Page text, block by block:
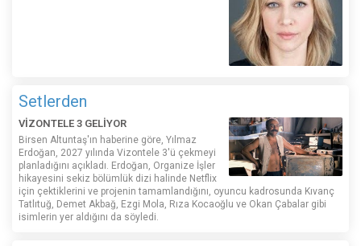
Setlerden
VİZONTELE 3 GELİYOR
Birsen Altuntaş'ın haberine göre, Yılmaz
Erdoğan, 2027 yılında Vizontele 3'ü çekmeyi
planladığını açıkladı. Erdoğan, Organize İşler
hikayesini sekiz bölümlük dizi halinde Netflix
için çektiklerini ve projenin tamamlandığını, oyuncu kadrosunda Kıvanç
Tatlıtuğ, Demet Akbağ, Ezgi Mola, Rıza Kocaoğlu ve Okan Çabalar gibi
isimlerin yer aldığını da söyledi.